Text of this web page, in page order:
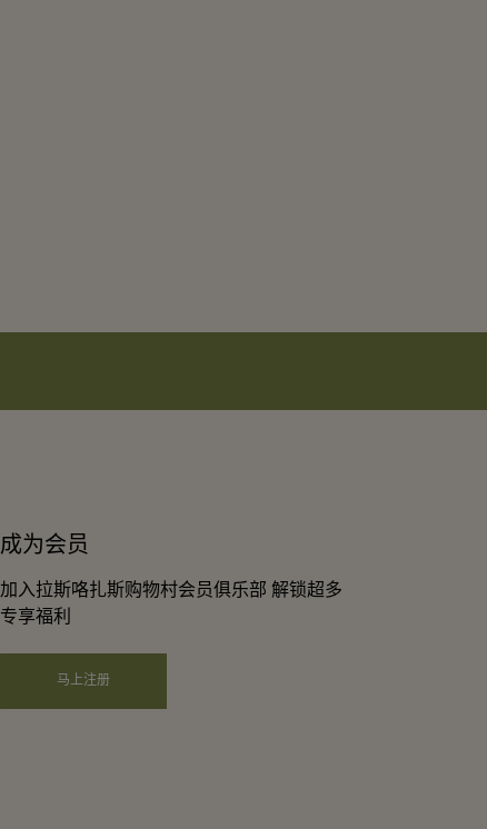
成为会员
加入拉斯咯扎斯购物村会员俱乐部 解锁超多
专享福利
马上注册